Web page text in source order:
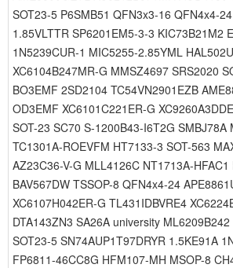
SOT23-5 P6SMB51 QFN3x3-16 QFN4x4-
1.85VLTTR SP6201EM5-3-3 KIC73B21M2
1N5239CUR-1 MIC5255-2.85YML
XC6104B247MR-G MMSZ4697 SRS2020
BO3EMF 2SD2104 TC54VN2901EZB
OD3EMF XC6101C221ER-G
SOT-23 SC70 S-1200B43-I6T2G SMBJ78A
TC1301A-ROEVFM HT7133-3 SOT-563
AZ23C36-V-G MLL4126C NT1713A-HFAC1
BAV567DW TSSOP-8 QFN4x4-24
XC6107H042ER-G TL431IDBVRE4
DTA143ZN3 SA26A university
SOT23-5 SN74AUP1T97DRYR 1.5KE91A
FP6811-46CC8G HFM107-MH MSOP-8